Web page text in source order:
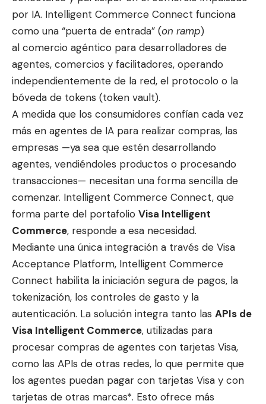
por IA. Intelligent Commerce Connect funciona
como una “puerta de entrada” (on ramp)
al comercio agéntico para desarrolladores de
agentes, comercios y facilitadores, operando
independientemente de la red, el protocolo o la
bóveda de tokens (token vault).
A medida que los consumidores confían cada vez
más en agentes de IA para realizar compras, las
empresas —ya sea que estén desarrollando
agentes, vendiéndoles productos o procesando
transacciones— necesitan una forma sencilla de
comenzar. Intelligent Commerce Connect, que
forma parte del portafolio Visa Intelligent
Commerce, responde a esa necesidad.
Mediante una única integración a través de Visa
Acceptance Platform, Intelligent Commerce
Connect habilita la iniciación segura de pagos, la
tokenización, los controles de gasto y la
autenticación. La solución integra tanto las APIs de
Visa Intelligent Commerce, utilizadas para
procesar compras de agentes con tarjetas Visa,
como las APIs de otras redes, lo que permite que
los agentes puedan pagar con tarjetas Visa y con
tarjetas de otras marcas*. Esto ofrece más